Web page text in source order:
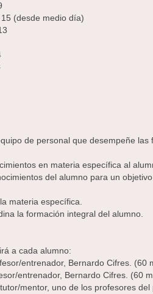
(desde medio día)
de personal que desempeñe las
en materia específica al
del alumno para un objetivo
materia específica.
la formación integral del alumno.
a cada alumno:
entrenador, Bernardo Cifres. (60
entrenador, Bernardo Cifres. (60
mentor, uno de los profesores del